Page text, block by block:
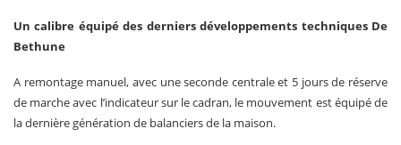
Un calibre équipé des derniers développements techniques De
Bethune
A remontage manuel, avec une seconde centrale et 5 jours de réserve
de marche avec l’indicateur sur le cadran, le mouvement est équipé de
la dernière génération de balanciers de la maison.